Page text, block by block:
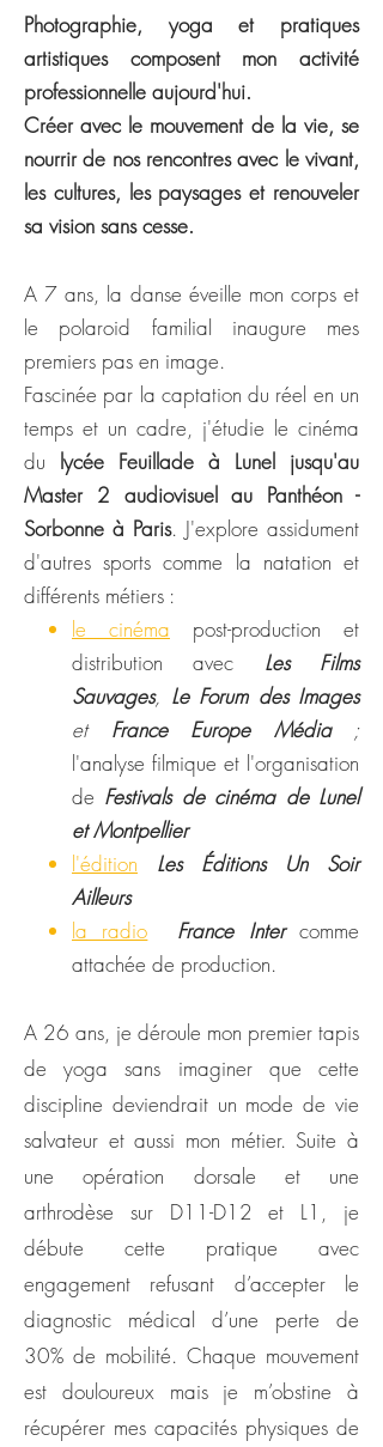
Photographie, yoga et pratiques
artistiques composent mon activité
professionnelle aujourd'hui.
Créer avec le mouvement de la vie, se
nourrir de nos rencontres avec le vivant,
les cultures, les paysageset renouveler
sa vision sans cesse.
A 7 ans, la danse éveille mon corps et
le polaroid familial inaugure mes
premiers pas en image.
Fascinée par la captation du réel en un
temps et un cadre, j'étudie le cinéma
du lycée Feuillade à Lunel jusqu'au
Master 2 audiovisuel au Panthéon -
Sorbonne à Paris. J'explore assidument
d'autres sports comme la natation et
différents métiers :
le cinéma
post-production et
distribution avec
Les Films
Sauvages, Le Forum des Images
et France Europe Média;
l'analyse filmique et l'organisation
de Festivals de cinéma de Lunel
et Montpellier
l'édition
Les Éditions Un Soir
Ailleurs
la radio
France Inter comme
attachée de production.
A 26 ans, je déroule mon premier tapis
de yoga sans imaginer que cette
discipline deviendrait un mode de vie
salvateur et aussi mon métier. Suite à
une opération dorsale et une
arthrodèse sur D11-D12 et L1, je
débute cette pratique avec
engagement refusant d’accepter le
diagnostic médical d’une perte de
30% de mobilité. Chaque mouvement
est douloureux mais je m’obstine à
récupérer mes capacités physiques de